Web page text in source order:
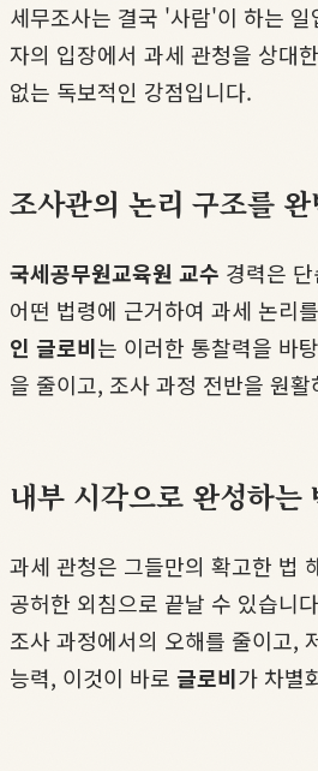
세무조사는 결국 '사람'이 하는
자의 입장에서 과세 관청을 상대
없는 독보적인 강점입니다.
조사관의 논리 구조를
국세공무원교육원 교수 경력은
어떤 법령에 근거하여 과세 논리
인 글로비는 이러한 통찰력을 바
을 줄이고, 조사 과정 전반을 원
내부 시각으로 완성하는
과세 관청은 그들만의 확고한 법
공허한 외침으로 끝날 수 있습니
조사 과정에서의 오해를 줄이고,
능력, 이것이 바로 글로비가 차별